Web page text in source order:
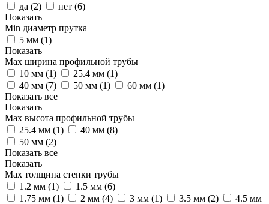
да (2) нет (6)
Показать
Min диаметр прутка
5 мм (1)
Показать
Max ширина профильной трубы
10 мм (1) 25.4 мм (1)
40 мм (7) 50 мм (1) 60 мм (1)
Показать все
Показать
Max высота профильной трубы
25.4 мм (1) 40 мм (8)
50 мм (2)
Показать все
Показать
Max толщина стенки трубы
1.2 мм (1) 1.5 мм (6)
1.75 мм (1) 2 мм (4) 3 мм (1) 3.5 мм (2)
4.5 мм